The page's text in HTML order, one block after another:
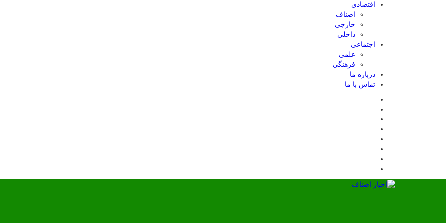
اقتصادی
اصناف
خارجی
داخلی
اجتماعی
علمی
فرهنگی
درباره ما
تماس با ما